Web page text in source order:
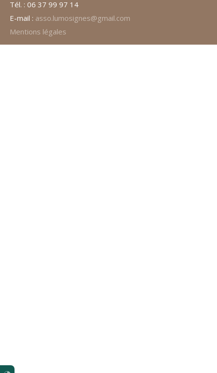
Tél. : 06 37 99 97 14
E-mail : asso.lumosignes@gmail.com
Mentions légales